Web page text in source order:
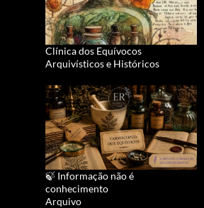
Clínica dos Equívocos
Arquivísticos e Históricos
🍃 Informação não é
conhecimento
Arquivo